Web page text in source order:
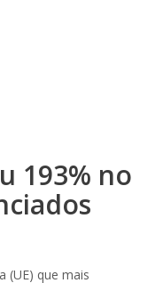
193% no
(UE) que mais